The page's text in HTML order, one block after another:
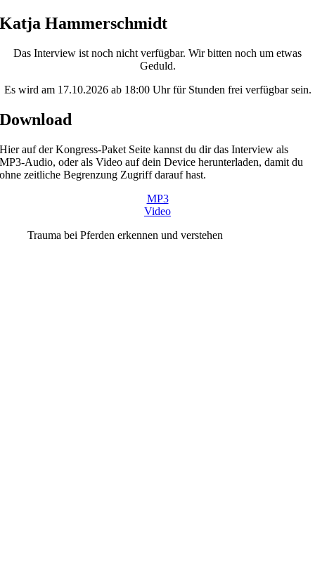
Skip
to
Katja Hammerschmidt
Das Interview ist noch nicht verfügbar. Wir bitten noch um etwas
Geduld.
Es wird am 17.10.2026 ab 18:00 Uhr für Stunden frei verfügbar sein.
Download
Hier auf der Kongress-Paket Seite kannst du dir das Interview als
MP3-Audio, oder als Video auf dein Device herunterladen, damit du
ohne zeitliche Begrenzung Zugriff darauf hast.
MP3
Video
Trauma bei Pferden erkennen und verstehen